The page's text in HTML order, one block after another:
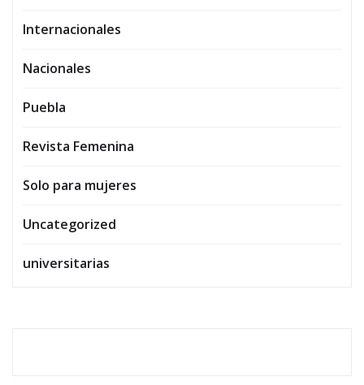
Internacionales
Nacionales
Puebla
Revista Femenina
Solo para mujeres
Uncategorized
universitarias